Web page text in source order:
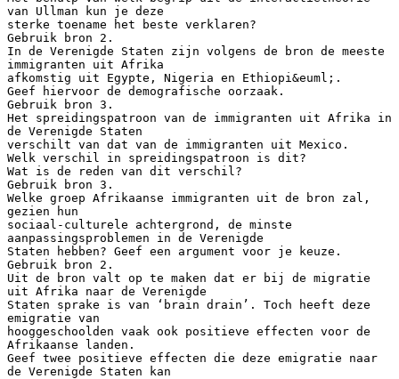
van Ullman kun je deze
sterke toename het beste verklaren?
Gebruik bron 2.
In de Verenigde Staten zijn volgens de bron de meeste
immigranten uit Afrika
afkomstig uit Egypte, Nigeria en Ethiopi&euml;.
Geef hiervoor de demografische oorzaak.
Gebruik bron 3.
Het spreidingspatroon van de immigranten uit Afrika in
de Verenigde Staten
verschilt van dat van de immigranten uit Mexico.
Welk verschil in spreidingspatroon is dit?
Wat is de reden van dit verschil?
Gebruik bron 3.
Welke groep Afrikaanse immigranten uit de bron zal,
gezien hun
sociaal-culturele achtergrond, de minste
aanpassingsproblemen in de Verenigde
Staten hebben? Geef een argument voor je keuze.
Gebruik bron 2.
Uit de bron valt op te maken dat er bij de migratie
uit Afrika naar de Verenigde
Staten sprake is van ‘brain drain’. Toch heeft deze
emigratie van
hooggeschoolden vaak ook positieve effecten voor de
Afrikaanse landen.
Geef twee positieve effecten die deze emigratie naar
de Verenigde Staten kan